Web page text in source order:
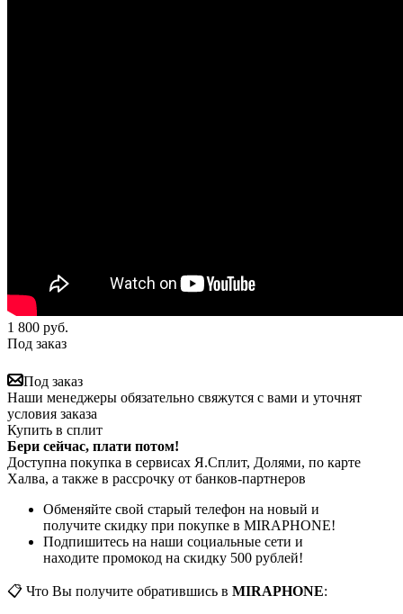
1 800 руб.
Под заказ
Под заказ
Наши менеджеры обязательно свяжутся с вами и уточнят
условия заказа
Купить в сплит
Бери сейчас, плати потом!
Доступна покупка в сервисах Я.Сплит, Долями, по карте
Халва, а также в рассрочку от банков-партнеров
Обменяйте свой старый телефон на новый и
получите скидку при покупке в MIRAPHONE!
Подпишитесь на наши социальные сети и
находите промокод на скидку 500 рублей!
📋 Что Вы получите обратившись в MIRAPHONE: